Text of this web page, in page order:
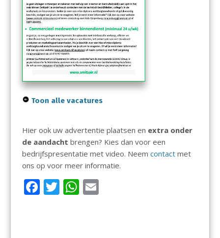
Toon alle vacatures
Hier ook uw advertentie plaatsen en extra onder
de aandacht brengen? Kies dan voor een
bedrijfspresentatie met video. Neem contactmet
ons op voor meer informatie.
F T W E